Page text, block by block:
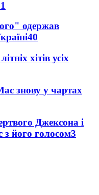
одержав
40
хітів усіх
знову у чартах
Джексона і
з його голосом3